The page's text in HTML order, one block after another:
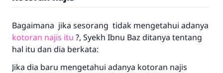
Bagaimana jika sesorang tidak mengetahui adanya
kotoran najis itu ?, Syekh Ibnu Baz ditanya tentang
hal itu dan dia berkata:
Jika dia baru mengetahui adanya kotoran najis